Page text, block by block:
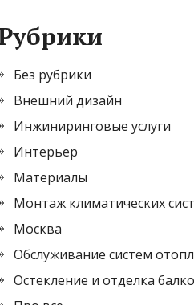
Без рубрики
Внешний дизайн
Инжиниринговые услуги
Интерьер
Материалы
Монтаж климатических
Москва
Обслуживание систем
Остекление и отделка